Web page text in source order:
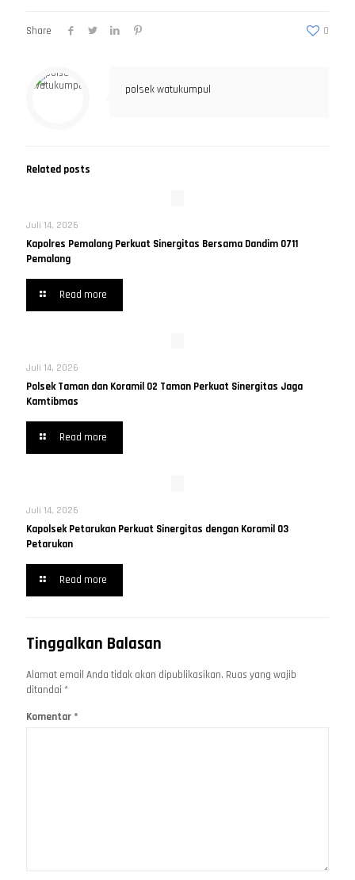
Share 0
polsek watukumpul
Related posts
Juli 14, 2026
Kapolres Pemalang Perkuat Sinergitas Bersama Dandim 0711
Pemalang
Read more
Juli 14, 2026
Polsek Taman dan Koramil 02 Taman Perkuat Sinergitas Jaga
Kamtibmas
Read more
Juli 14, 2026
Kapolsek Petarukan Perkuat Sinergitas dengan Koramil 03
Petarukan
Read more
Tinggalkan Balasan
Alamat email Anda tidak akan dipublikasikan. Ruas yang wajib
ditandai *
Komentar *